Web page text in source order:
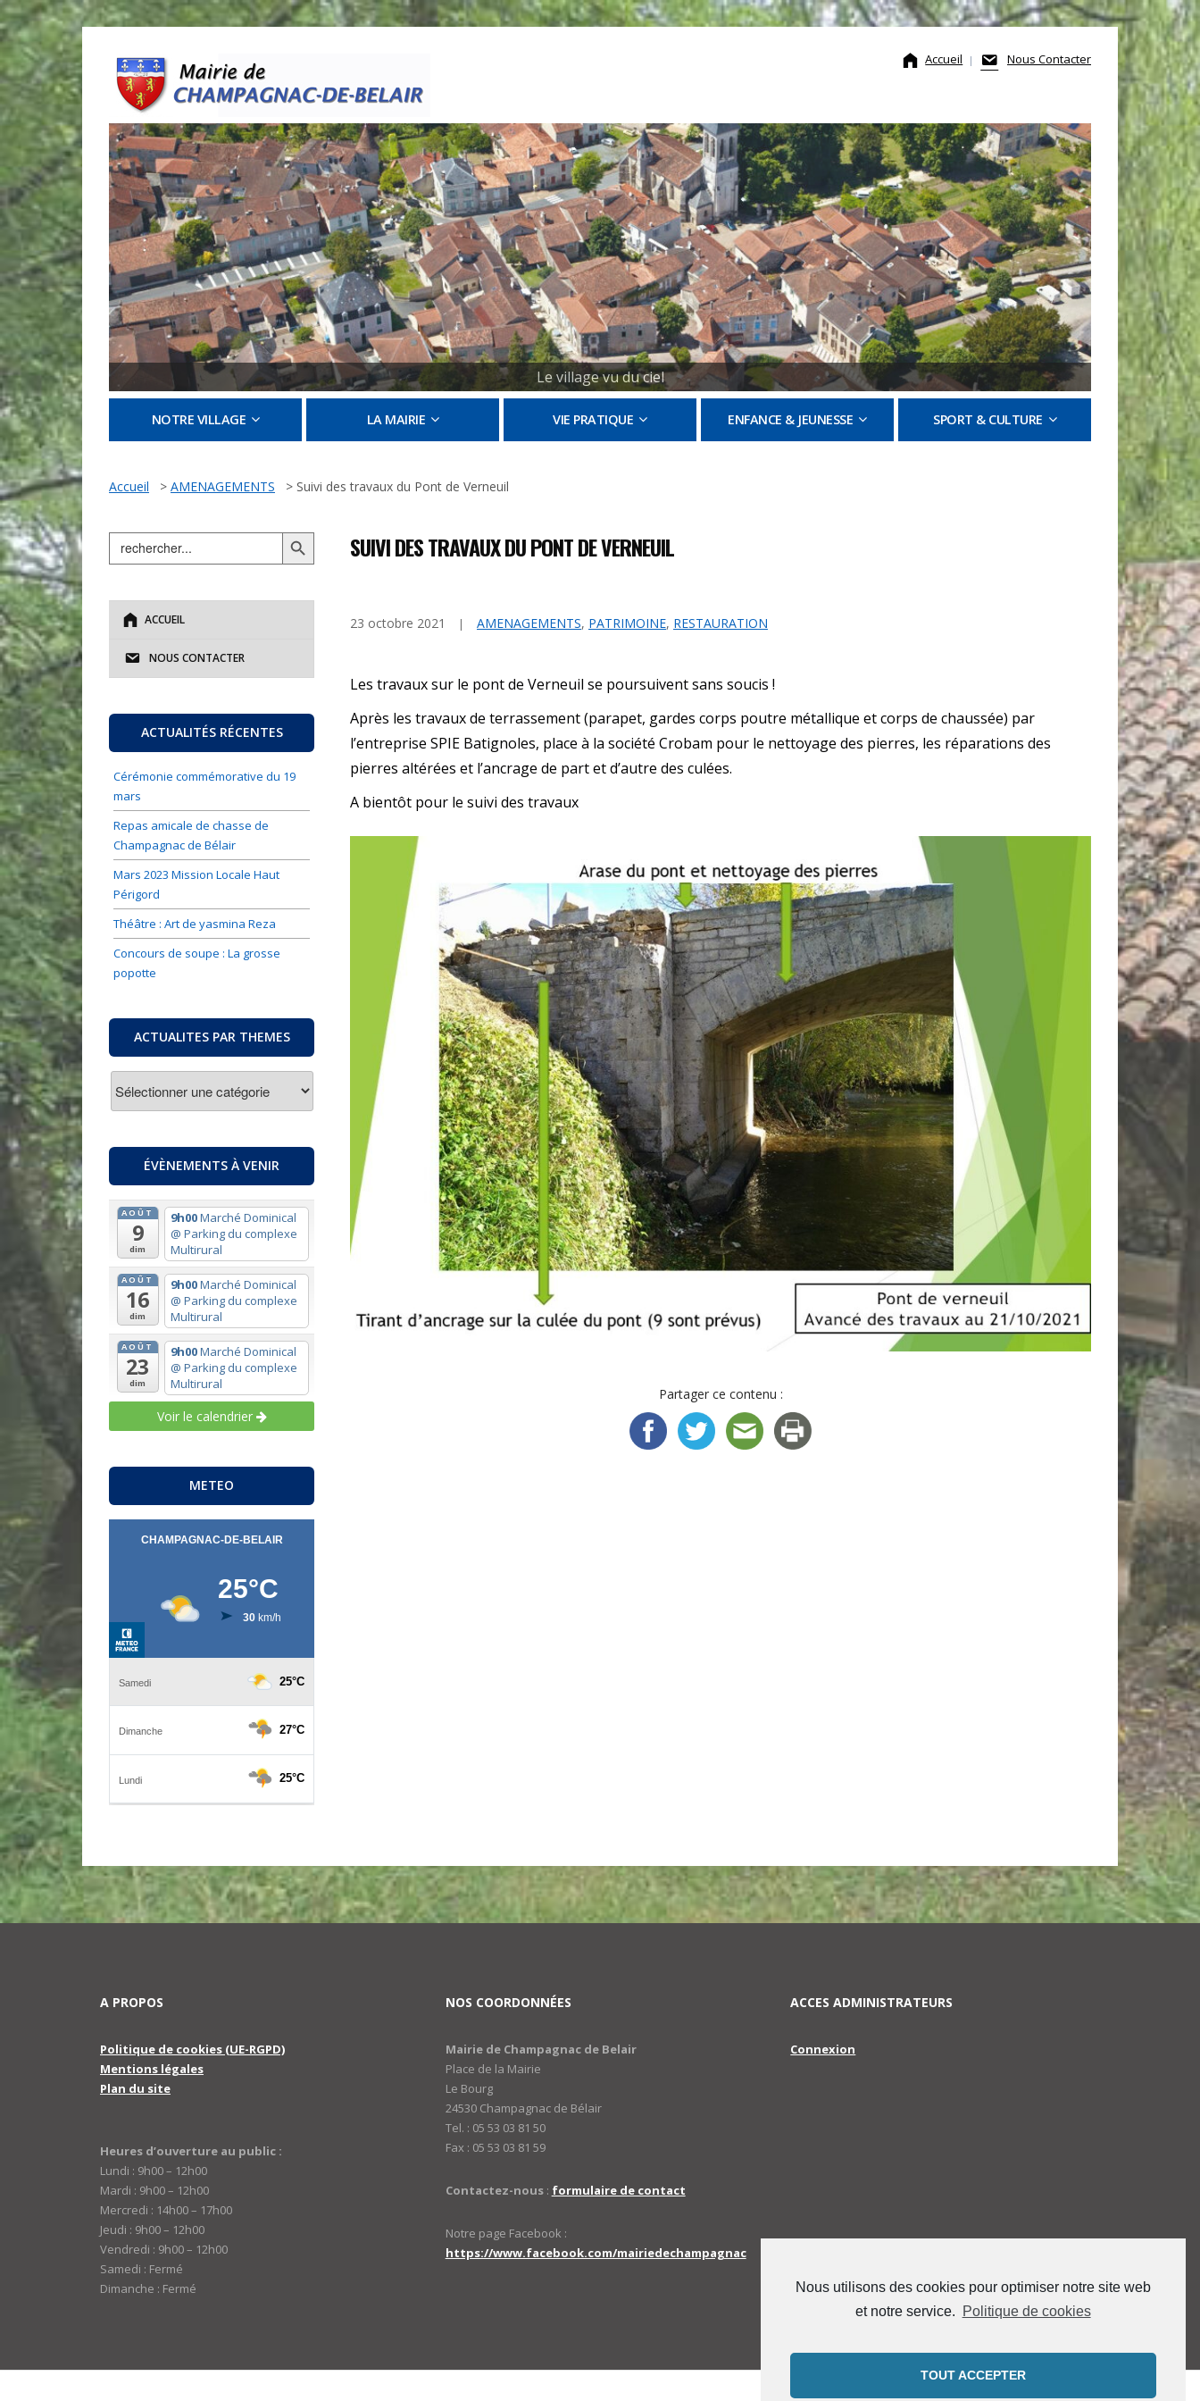
Nous utilisons des cookies pour optimiser notre site web
et notre service.
Politique de cookies
TOUT ACCEPTER
Skip
Accueil Nous Contacter
Le village vu du ciel
NOTRE VILLAGE LA MAIRIE VIE PRATIQUE ENFANCE & JEUNESSE SPORT & CULTURE
Accueil > AMENAGEMENTS > Suivi des travaux du Pont de Verneuil
Search Search Button
ACCUEIL
NOUS CONTACTER
ACTUALITÉS RÉCENTES
Cérémonie commémorative du 19
mars
Repas amicale de chasse de
Champagnac de Bélair
Mars 2023 Mission Locale Haut
Périgord
Théâtre : Art de yasmina Reza
Concours de soupe : La grosse
popotte
ACTUALITES PAR THEMES
PAR
ÉVÈNEMENTS À VENIR
AOÛT
9
dim
9h00Marché Dominical
@ Parking du complexe
Multirural
AOÛT
16
dim
9h00Marché Dominical
@ Parking du complexe
Multirural
AOÛT
23
dim
9h00Marché Dominical
@ Parking du complexe
Multirural
Voir le calendrier
METEO
SUIVI DES TRAVAUX DU PONT DE VERNEUIL
23 octobre 2021 AMENAGEMENTS, PATRIMOINE, RESTAURATION
Les travaux sur le pont de Verneuil se poursuivent sans soucis !
Après les travaux de terrassement (parapet, gardes corps poutre métallique et corps de chaussée) par
l’entreprise SPIE Batignoles, place à la société Crobam pour le nettoyage des pierres, les réparations des
pierres altérées et l’ancrage de part et d’autre des culées.
A bientôt pour le suivi des travaux
Partager ce contenu :
A PROPOS
Politique de cookies (UE-RGPD)
Mentions légales
Plan du site
Heures d’ouverture au public :
Lundi : 9h00 – 12h00
Mardi : 9h00 – 12h00
Mercredi : 14h00 – 17h00
Jeudi : 9h00 – 12h00
Vendredi : 9h00 – 12h00
Samedi : Fermé
Dimanche : Fermé
NOS COORDONNÉES
Mairie de Champagnac de Belair
Place de la Mairie
Le Bourg
24530 Champagnac de Bélair
Tel. : 05 53 03 81 50
Fax : 05 53 03 81 59
Contactez-nous: formulaire de contact
Notre page Facebook :
https://www.facebook.com/mairiedechampagnac
ACCES ADMINISTRATEURS
Connexion